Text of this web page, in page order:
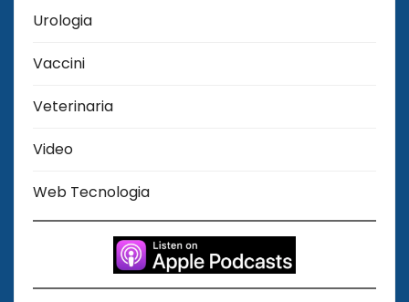
Urologia
Vaccini
Veterinaria
Video
Web Tecnologia